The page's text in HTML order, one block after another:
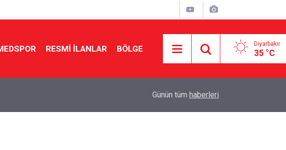
RESMI İLANLAR BÖLGE Diyarbakır
35 °C
Diyarbakırlı Gülistan Doku dosyasında 108 isim
Günün tüm haberleri